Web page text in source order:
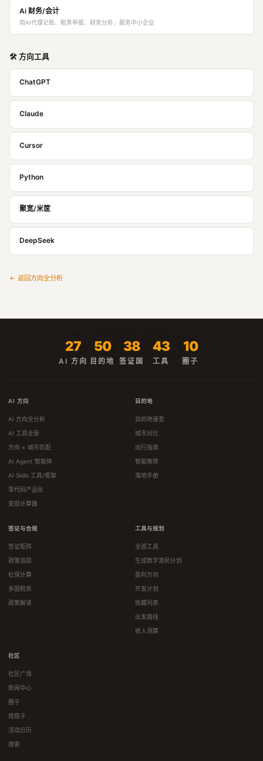
Ai 财务/会计
用AI代理记账、税务申报、财务分析，服务中小企业
🛠️ 方向工具
ChatGPT
Claude
Cursor
Python
聚宽/米筐
DeepSeek
← 返回方向全分析
27
AI 方向
50
目的地
38
签证国
43
工具
10
圈子
AI 方向
AI 方向全分析
AI 工具全景
方向 × 城市匹配
AI Agent 智能体
AI Skills 工具/框架
零代码产品化
变现计算器
目的地
目的地速查
城市对比
出行指南
智能推荐
落地手册
签证与合规
签证矩阵
政策追踪
社保计算
多国税务
政策解读
工具与规划
全部工具
生成数字游民计划
盈利方向
开发计划
收藏列表
出发路线
收入测算
社区
社区广场
新闻中心
圈子
找搭子
活动日历
搜索